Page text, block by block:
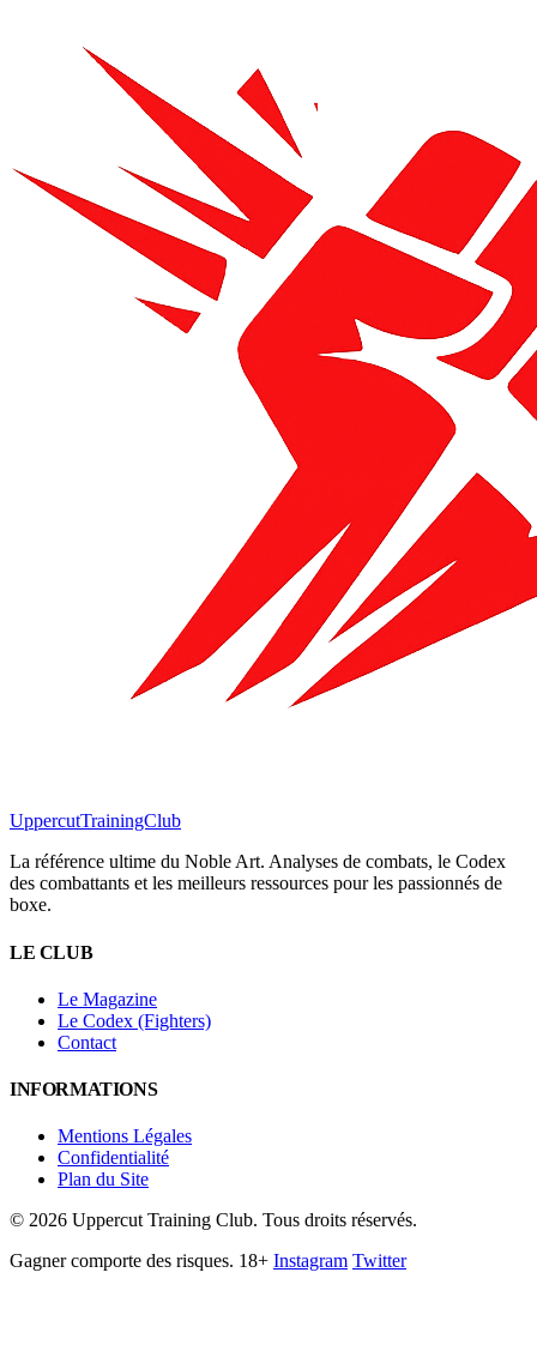
UppercutTrainingClub
La référence ultime du Noble Art. Analyses de combats, le Codex
des combattants et les meilleurs ressources pour les passionnés de
boxe.
LE CLUB
Le Magazine
Le Codex (Fighters)
Contact
INFORMATIONS
Mentions Légales
Confidentialité
Plan du Site
© 2026 Uppercut Training Club. Tous droits réservés.
Gagner comporte des risques. 18+ Instagram Twitter